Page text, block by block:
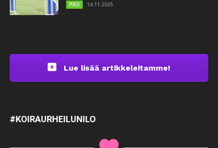
PRO 14.11.2025
Lue lisää artikkeleitamme!
#KOIRAURHEILUNILO